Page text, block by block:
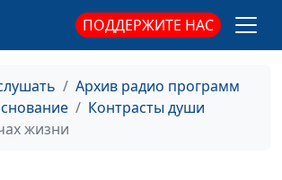
ПОДДЕРЖИТЕ НАС
Архив радио программ
Контрасты души
жизни